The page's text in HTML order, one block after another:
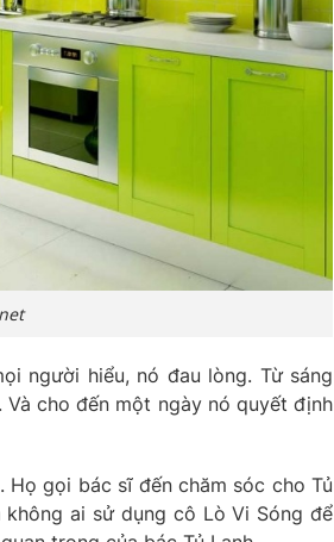
người hiểu, nó đau lòng. Từ sáng
Và cho đến một ngày nó quyết định
gọi bác sĩ đến chăm sóc cho Tủ
ai sử dụng cô Lò Vi Sóng để